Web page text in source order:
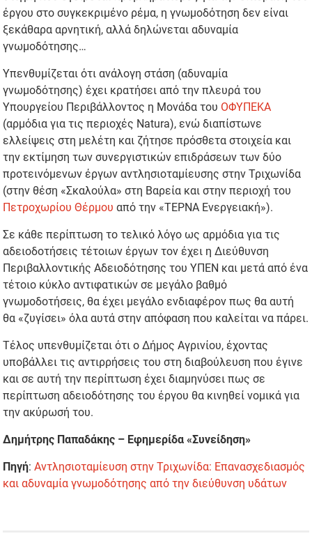
έργου στο συγκεκριμένο ρέμα, η γνωμοδότηση δεν είναι
ξεκάθαρα αρνητική, αλλά δηλώνεται αδυναμία
γνωμοδότησης…
Υπενθυμίζεται ότι ανάλογη στάση (αδυναμία
γνωμοδότησης) έχει κρατήσει από την πλευρά του
Υπουργείου Περιβάλλοντος η Μονάδα του ΟΦΥΠΕΚΑ
(αρμόδια για τις περιοχές Natura), ενώ διαπίστωνε
ελλείψεις στη μελέτη και ζήτησε πρόσθετα στοιχεία και
την εκτίμηση των συνεργιστικών επιδράσεων των δύο
προτεινόμενων έργων αντλησιοταμίευσης στην Τριχωνίδα
(στην θέση «Σκαλούλα» στη Βαρεία και στην περιοχή του
Πετροχωρίου Θέρμου από την «TEΡΝΑ Ενεργειακή»).
Σε κάθε περίπτωση το τελικό λόγο ως αρμόδια για τις
αδειοδοτήσεις τέτοιων έργων τον έχει η Διεύθυνση
Περιβαλλοντικής Αδειοδότησης του ΥΠΕΝ και μετά από ένα
τέτοιο κύκλο αντιφατικών σε μεγάλο βαθμό
γνωμοδοτήσεις, θα έχει μεγάλο ενδιαφέρον πως θα αυτή
θα «ζυγίσει» όλα αυτά στην απόφαση που καλείται να πάρει.
Τέλος υπενθυμίζεται ότι ο Δήμος Αγρινίου, έχοντας
υποβάλλει τις αντιρρήσεις του στη διαβούλευση που έγινε
και σε αυτή την περίπτωση έχει διαμηνύσει πως σε
περίπτωση αδειοδότησης του έργου θα κινηθεί νομικά για
την ακύρωσή του.
Δημήτρης Παπαδάκης – Εφημερίδα «Συνείδηση»
Πηγή:Αντλησιοταμίευση στην Τριχωνίδα: Επανασχεδιασμός
και αδυναμία γνωμοδότησης από την διεύθυνση υδάτων